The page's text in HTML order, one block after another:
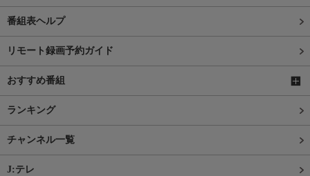
番組表ヘルプ
リモート録画予約ガイド
おすすめ番組
ランキング
チャンネル一覧
J:テレ